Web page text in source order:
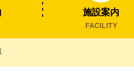
施設案内
FACILITY